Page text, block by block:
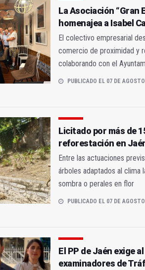
La Asociación “Gran
homenajea a Isabel
El colectivo empresarial
comercio de proximidad y
colaborando con el
PUBLICADO EL 07 DE
Licitado por más de
reforestación en
Entre las actuaciones
árboles adaptados al clima
sombra o perales en flor
PUBLICADO EL 07 DE
El PP de Jaén exige
examinadores de